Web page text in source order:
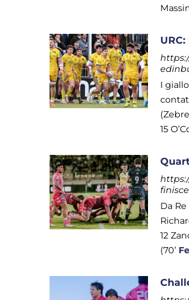
I
15
Da
12
(70’